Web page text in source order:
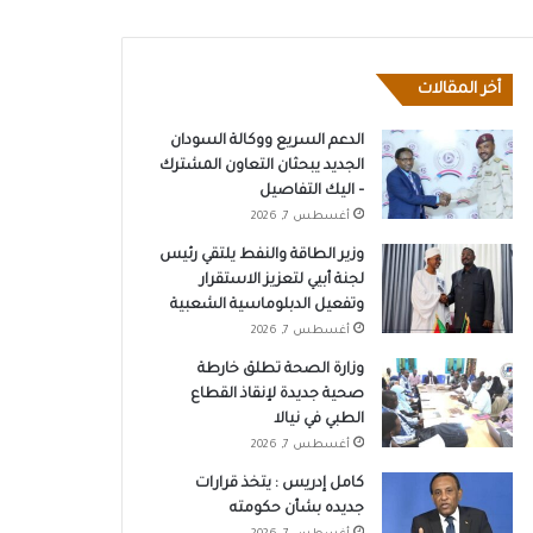
أخر المقالات
الدعم السريع ووكالة السودان
الجديد يبحثان التعاون المشترك
– اليك التفاصيل
أغسطس 7, 2026
وزير الطاقة والنفط يلتقي رئيس
لجنة أبيي لتعزيز الاستقرار
وتفعيل الدبلوماسية الشعبية
أغسطس 7, 2026
وزارة الصحة تطلق خارطة
صحية جديدة لإنقاذ القطاع
الطبي في نيالا
أغسطس 7, 2026
كامل إدريس : يتخذ قرارات
جديده بشأن حكومته